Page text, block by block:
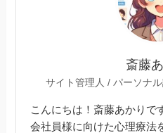
斎藤
サイト管理人 / パーソナ
こんにちは！斎藤あかりで
会社員様に向けた心理療法